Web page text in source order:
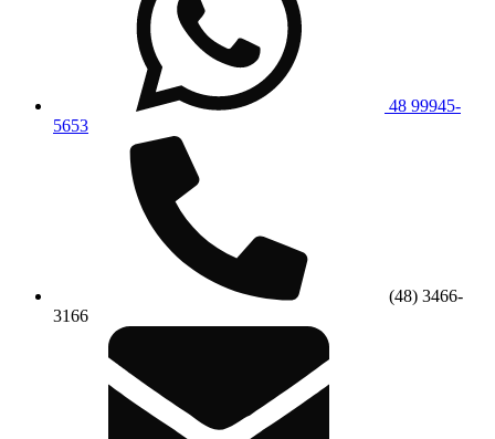
48 99945-
5653
(48) 3466-
3166